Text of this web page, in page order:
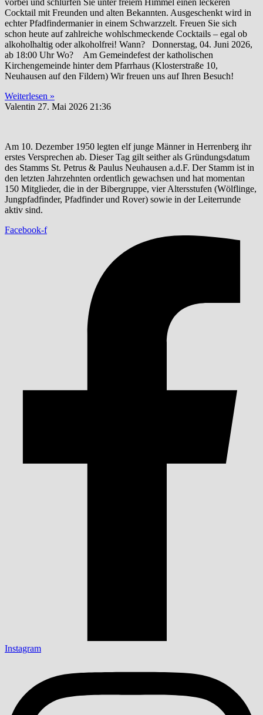
vorbei und schlürfen Sie unter freiem Himmel einen leckeren
Cocktail mit Freunden und alten Bekannten. Ausgeschenkt wird in
echter Pfadfindermanier in einem Schwarzzelt. Freuen Sie sich
schon heute auf zahlreiche wohlschmeckende Cocktails – egal ob
alkoholhaltig oder alkoholfrei! Wann? Donnerstag, 04. Juni 2026,
ab 18:00 Uhr Wo? Am Gemeindefest der katholischen
Kirchengemeinde hinter dem Pfarrhaus (Klosterstraße 10,
Neuhausen auf den Fildern) Wir freuen uns auf Ihren Besuch!
Weiterlesen »
Valentin 27. Mai 2026 21:36
Am 10. Dezember 1950 legten elf junge Männer in Herrenberg ihr
erstes Versprechen ab. Dieser Tag gilt seither als Gründungsdatum
des Stamms St. Petrus & Paulus Neuhausen a.d.F. Der Stamm ist in
den letzten Jahrzehnten ordentlich gewachsen und hat momentan
150 Mitglieder, die in der Bibergruppe, vier Altersstufen (Wölflinge,
Jungpfadfinder, Pfadfinder und Rover) sowie in der Leiterrunde
aktiv sind.
Facebook-f
Instagram